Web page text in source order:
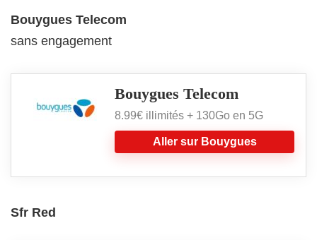
Bouygues Telecom
sans engagement
Bouygues Telecom
8.99€ illimités + 130Go en 5G
Aller sur Bouygues
Sfr Red